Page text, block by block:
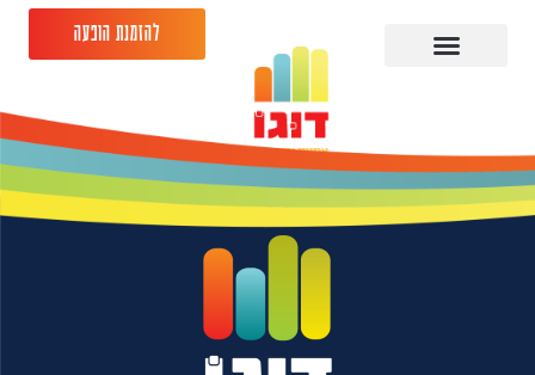
להזמנת הופעה
מני עוזרי – 28.05.26 -
גולדה פתח תקווה